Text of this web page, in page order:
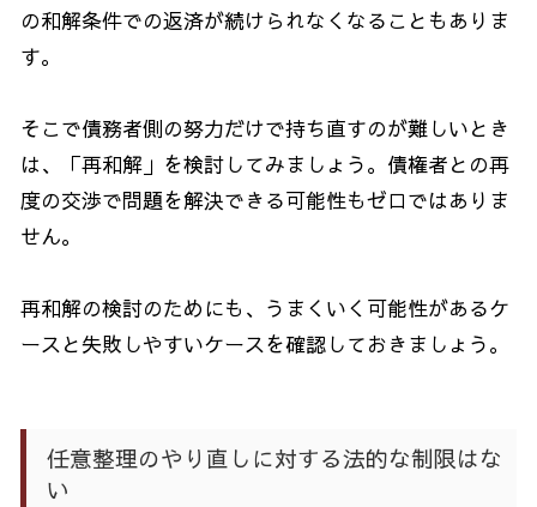
の和解条件での返済が続けられなくなることもありま
す。
そこで債務者側の努力だけで持ち直すのが難しいとき
は、「再和解」を検討してみましょう。債権者との再
度の交渉で問題を解決できる可能性もゼロではありま
せん。
再和解の検討のためにも、うまくいく可能性があるケ
ースと失敗しやすいケースを確認しておきましょう。
任意整理のやり直しに対する法的な制限はな
い